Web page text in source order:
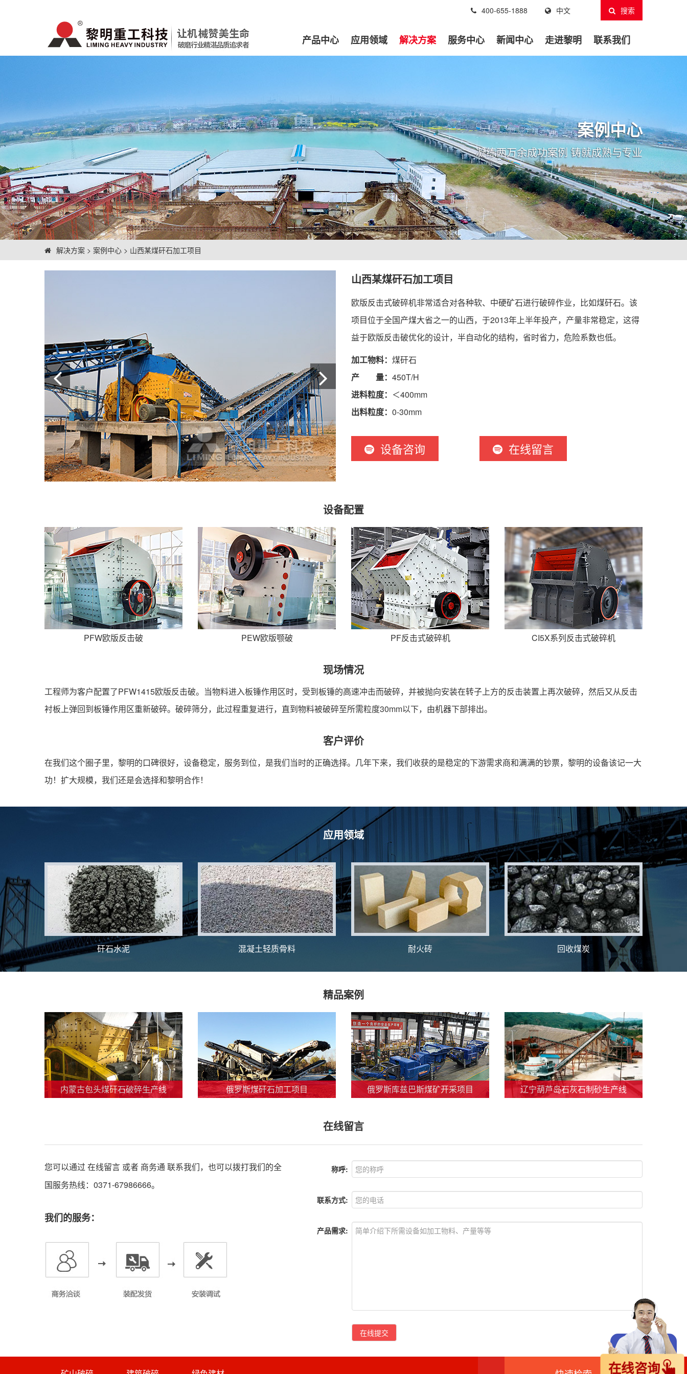
400-655-1888 中文 搜索
产品中心 应用领域 解决方案 服务中心 新闻中心 走进黎明 联系我们
案例中心
凝练两万余成功案例 铸就成熟与专业
解决方案 > 案例中心 > 山西某煤矸石加工项目
山西某煤矸石加工项目
欧版反击式破碎机非常适合对各种软、中硬矿石进行破碎作业，比如煤矸石。该
项目位于全国产煤大省之一的山西，于2013年上半年投产，产量非常稳定，这得
益于欧版反击破优化的设计，半自动化的结构，省时省力，危险系数也低。
加工物料： 煤矸石
产 量： 450T/H
进料粒度： ＜400mm
出料粒度： 0-30mm
设备咨询 在线留言
设备配置
PFW欧版反击破 PEW欧版颚破 PF反击式破碎机 CI5X系列反击式破碎机
现场情况
工程师为客户配置了PFW1415欧版反击破。当物料进入板锤作用区时，受到板锤的高速冲击而破碎，并被抛向安装在转子上方的反击装置上再次破碎，然后又从反击
衬板上弹回到板锤作用区重新破碎。破碎筛分，此过程重复进行，直到物料被破碎至所需粒度30mm以下，由机器下部排出。
客户评价
在我们这个圈子里，黎明的口碑很好，设备稳定，服务到位，是我们当时的正确选择。几年下来，我们收获的是稳定的下游需求商和满满的钞票，黎明的设备该记一大
功！扩大规模，我们还是会选择和黎明合作！
应用领域
矸石水泥 混凝土轻质骨料 耐火砖 回收煤炭
精品案例
内蒙古包头煤矸石破碎生产线 俄罗斯煤矸石加工项目 俄罗斯库兹巴斯煤矿开采项目 辽宁葫芦岛石灰石制砂生产线
在线留言
您可以通过 在线留言 或者 商务通 联系我们，也可以拨打我们的全
国服务热线：0371-67986666。
我们的服务：
称呼:
联系方式:
产品需求:
在线提交
在线咨询